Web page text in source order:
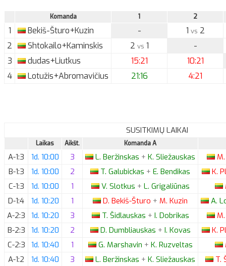
Komanda 1 2
1 Bekiš-Šturo+Kuzin - 1 vs 2
2
Shtokailo+Kaminskis 2 vs 1
-
3
dudas+Liutkus 15:21
10:21
4
Lotužis+Abromavičius 21:16 4:21
SUSITKIMŲ LAIKAI
Laikas Aikšt. Komanda A
A-1:3 1d. 10:00 3 L. Beržinskas + K. Sliežauskas M.
B-1:3
1d. 10:00 2 T. Galubickas + E. Bendikas K.
C-1:3
1d. 10:00 1 V. Slotkus + L. Grigaliūnas
D-1:4
1d. 10:20 1 D. Bekiš-Šturo + M. Kuzin A.
A-2:3
1d. 10:20 3 T. Šidlauskas + I. Dobrikas M.
B-2:3
1d. 10:20 2 D. Dumbliauskas + I. Kovas K.
C-2:3
1d. 10:40 1 G. Marshavin + K. Ruzveltas
A-1:2
1d. 10:40 3 L. Beržinskas + K. Sliežauskas T.